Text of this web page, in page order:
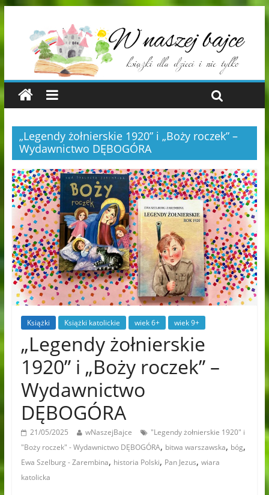
„Legendy żołnierskie 1920” i „Boży roczek” –
Wydawnictwo DĘBOGÓRA
Książki Książki katolickie wiek 6+ wiek 9+
„Legendy żołnierskie
1920” i „Boży roczek” –
Wydawnictwo
DĘBOGÓRA
21/05/2025 wNaszejBajce
"Legendy żołnierskie 1920" i
"Boży roczek" - Wydawnictwo DĘBOGÓRA, bitwa warszawska, bóg,
Ewa Szelburg - Zarembina, historia Polski, Pan Jezus, wiara
katolicka